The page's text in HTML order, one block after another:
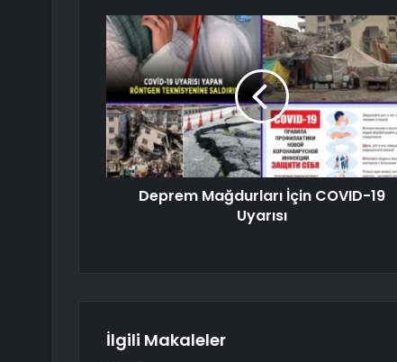
Deprem Mağdurları İçin COVID-19
Uyarısı
İlgili Makaleler